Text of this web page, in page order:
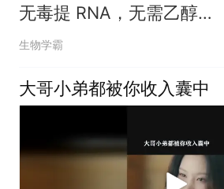
无毒提 RNA，无需乙醇沉
淀（免费试用）
生物学霸
大哥小弟都被你收入囊中